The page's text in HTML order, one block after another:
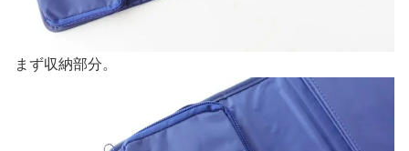
まず収納部分。